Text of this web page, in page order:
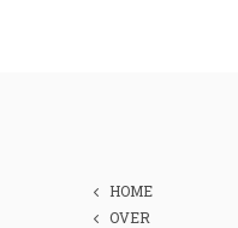
HOME
OVER